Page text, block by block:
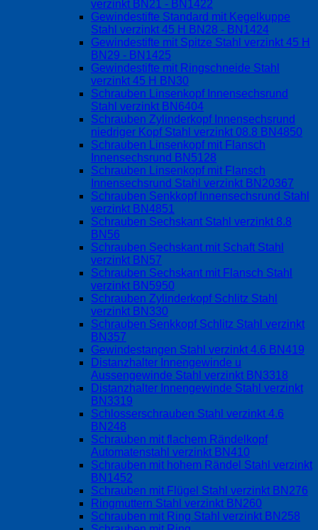
verzinkt BN21 - BN1422
Gewindestifte Standard mit Kegelkuppe
Stahl verzinkt 45 H BN28 - BN1424
Gewindestifte mit Spitze Stahl verzinkt 45 H
BN29 - BN1425
Gewindestifte mit Ringschneide Stahl
verzinkt 45 H BN30
Schrauben Linsenkopf Innensechsrund
Stahl verzinkt BN6404
Schrauben Zylinderkopf Innensechsrund
niedriger Kopf Stahl verzinkt 08.8 BN4850
Schrauben Linsenkopf mit Flansch
Innensechsrund BN5128
Schrauben Linsenkopf mit Flansch
Innensechsrund Stahl verzinkt BN20367
Schrauben Senkkopf Innensechsrund Stahl
verzinkt BN4851
Schrauben Sechskant Stahl verzinkt 8.8
BN56
Schrauben Sechskant mit Schaft Stahl
verzinkt BN57
Schrauben Sechskant mit Flansch Stahl
verzinkt BN5950
Schrauben Zylinderkopf Schlitz Stahl
verzinkt BN330
Schrauben Senkkopf Schlitz Stahl verzinkt
BN357
Gewindestangen Stahl verzinkt 4.6 BN419
Distanzhalter Innengewinde u
Aussengewinde Stahl verzinkt BN3318
Distanzhalter Innengewinde Stahl verzinkt
BN3319
Schlosserschrauben Stahl verzinkt 4.6
BN248
Schrauben mit flachem Rändelkopf
Automatenstahl verzinkt BN410
Schrauben mit hohem Rändel Stahl verzinkt
BN1452
Schrauben mit Flügel Stahl verzinkt BN276
Ringmuttern Stahl verzinkt BN260
Schrauben mit Ring Stahl verzinkt BN258